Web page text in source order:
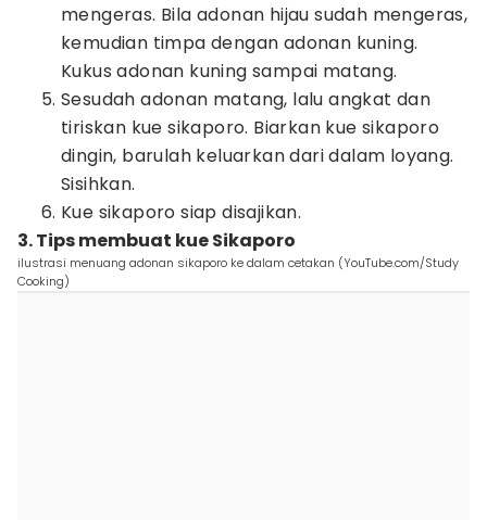
mengeras. Bila adonan hijau sudah mengeras,
kemudian timpa dengan adonan kuning.
Kukus adonan kuning sampai matang.
Sesudah adonan matang, lalu angkat dan
tiriskan kue sikaporo. Biarkan kue sikaporo
dingin, barulah keluarkan dari dalam loyang.
Sisihkan.
Kue sikaporo siap disajikan.
3. Tips membuat kue Sikaporo
ilustrasi menuang adonan sikaporo ke dalam cetakan (YouTube.com/Study
Cooking)